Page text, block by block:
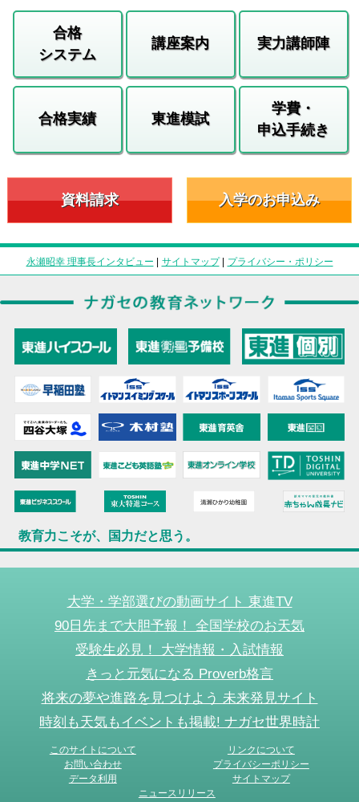
合格
システム
講座案内 実力講師陣
合格実績 東進模試
学費・
申込手続き
資料請求 入学のお申込み
永瀬昭幸 理事長インタビュー | サイトマップ| プライバシー・ポリシー
教育力こそが、国力だと思う。
大学・学部選びの動画サイト 東進TV
90日先まで大胆予報！ 全国学校のお天気
受験生必見！ 大学情報・入試情報
きっと元気になる Proverb格言
将来の夢や進路を見つけよう 未来発見サイト
時刻も天気もイベントも掲載! ナガセ世界時計
このサイトについて
リンクについて
お問い合わせ
プライバシーポリシー
データ利用
サイトマップ
ニュースリリース